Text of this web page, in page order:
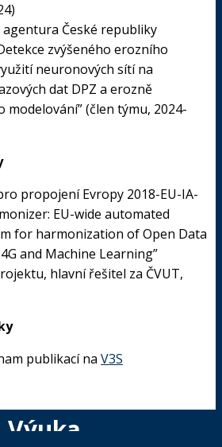
České republiky
zvýšeného erozního
neuronových sítí na
dat DPZ a erozně
modelování” (člen týmu, 2024-
propojení Evropy 2018-EU-IA-
EU-wide automated
for harmonization of Open Data
and Machine Learning”
hlavní řešitel za ČVUT,
publikací na V3S
Výuka